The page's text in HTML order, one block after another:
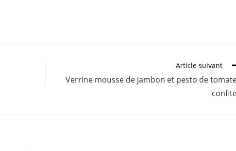
Article suivant
Verrine mousse de jambon et pesto de